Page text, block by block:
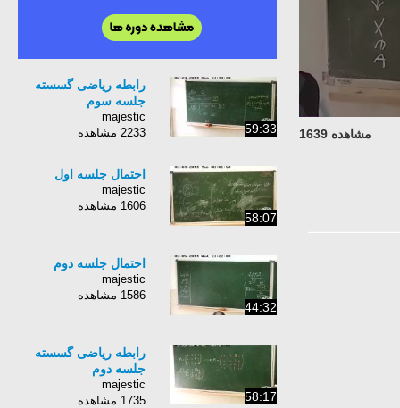
مشاهده 1639 59:33
رابطه ریاضی گسسته
جلسه سوم
majestic
2233 مشاهده
58:07
احتمال جلسه اول
majestic
1606 مشاهده
44:32
احتمال جلسه دوم
majestic
1586 مشاهده
58:17
رابطه ریاضی گسسته
جلسه دوم
majestic
1735 مشاهده